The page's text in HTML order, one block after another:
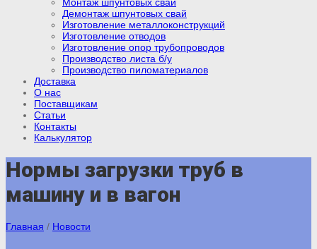
Демонтаж шпунтовых свай
Изготовление металлоконструкций
Изготовление отводов
Изготовление опор трубопроводов
Производство листа б/у
Производство пиломатериалов
Доставка
О нас
Поставщикам
Статьи
Контакты
Калькулятор
Нормы загрузки труб в
машину и в вагон
Главная / Новости